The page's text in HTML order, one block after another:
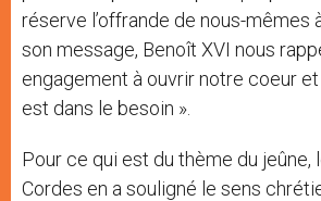
réserve l’offrande de nous-mêmes
son message, Benoît XVI nous
engagement à ouvrir notre coeur
est dans le besoin ».
Pour ce qui est du thème du jeûne,
Cordes en a souligné le sens